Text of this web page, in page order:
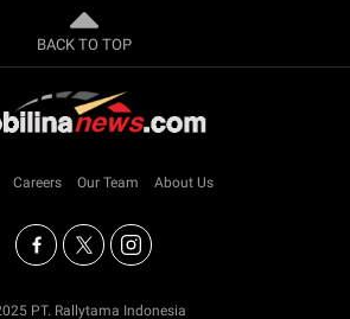
BACK TO TOP
Careers Our Team About Us
PT. Rallytama Indonesia